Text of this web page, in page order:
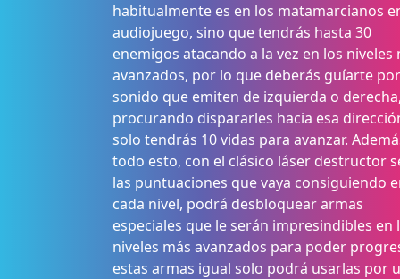
habitualmente es en los matamarcianos
audiojuego, sino que tendrás hasta 30
enemigos atacando a la vez en los niveles
avanzados, por lo que deberás guíarte
sonido que emiten de izquierda o
procurando dispararles hacia esa
solo tendrás 10 vidas para avanzar.
todo esto, con el clásico láser destructor
las puntuaciones que vaya consiguiendo
cada nivel, podrá desbloquear armas
especiales que le serán impresindibles en
niveles más avanzados para poder
estas armas igual solo podrá usarlas por